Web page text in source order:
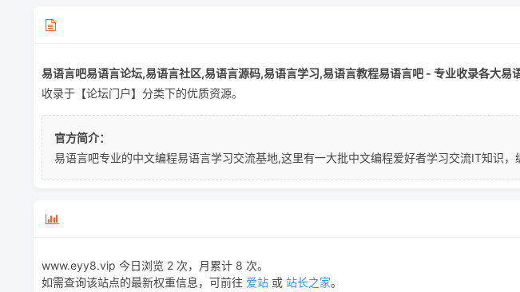
易语言吧易语言论坛,易语言社区,易语言源码,易语言学习,易语言教程易语言吧 - 专业收录各大易
收录于【论坛门户】分类下的优质资源。
官方简介：
易语言吧专业的中文编程易语言学习交流基地,这里有一大批中文编程爱好者学习交流IT知识，
www.eyy8.vip 今日浏览 2 次，月累计 8 次。
如需查询该站点的最新权重信息，可前往 爱站 或 站长之家。